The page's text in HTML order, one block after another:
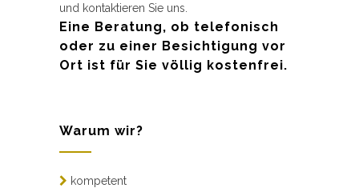
und kontaktieren Sie uns.
Eine Beratung, ob telefonisch
oder zu einer Besichtigung vor
Ort ist für Sie völlig kostenfrei.
Warum wir?
kompetent